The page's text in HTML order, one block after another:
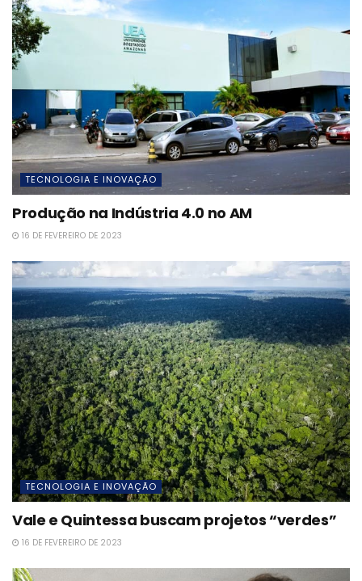
TECNOLOGIA E INOVAÇÃO
Produção na Indústria 4.0 no AM
16 DE FEVEREIRO DE 2023
TECNOLOGIA E INOVAÇÃO
Vale e Quintessa buscam projetos “verdes”
16 DE FEVEREIRO DE 2023